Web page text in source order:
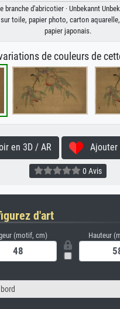
branche d'abricotier · Unbekannt
toile, papier photo, carton
papier japonais.
de couleurs de
en 3D / AR Ajouter
0 Avis
d'art
(motif, cm) Hauteur